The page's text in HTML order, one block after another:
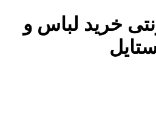
خرید لباس و